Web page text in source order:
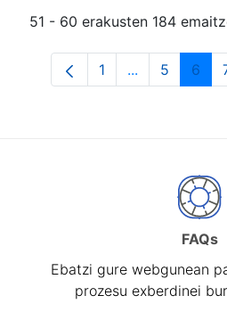
51 - 60 erakusten 184
Orrialdea
1 ...Intermediate
Orrialdea
5 6
FAQs
Ebatzi gure webgunean
prozesu exberdinei